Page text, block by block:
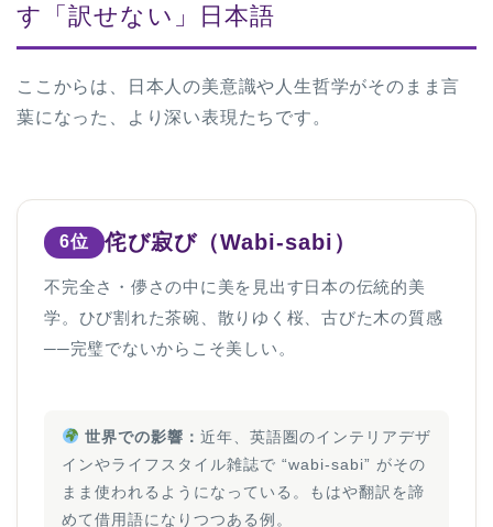
す「訳せない」日本語
ここからは、日本人の美意識や人生哲学がそのまま言
葉になった、より深い表現たちです。
6位 侘び寂び（Wabi-sabi）
不完全さ・儚さの中に美を見出す日本の伝統的美
学。ひび割れた茶碗、散りゆく桜、古びた木の質感
──完璧でないからこそ美しい。
世界での影響： 近年、英語圏のインテリアデザ
インやライフスタイル雑誌で “wabi-sabi” がその
まま使われるようになっている。もはや翻訳を諦
めて借用語になりつつある例。